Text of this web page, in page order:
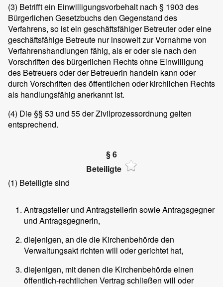
(3) Betrifft ein Einwilligungsvorbehalt nach § 1903 des
Bürgerlichen Gesetzbuchs den Gegenstand des
Verfahrens, so ist ein geschäftsfähiger Betreuter oder eine
geschäftsfähige Betreute nur insoweit zur Vornahme von
Verfahrenshandlungen fähig, als er oder sie nach den
Vorschriften des bürgerlichen Rechts ohne Einwilligung
des Betreuers oder der Betreuerin handeln kann oder
durch Vorschriften des öffentlichen oder kirchlichen Rechts
als handlungsfähig anerkannt ist.
(4) Die §§ 53 und 55 der Zivilprozessordnung gelten
entsprechend.
§ 6
Beteiligte
(1) Beteiligte sind
Antragsteller und Antragstellerin sowie Antragsgegner
und Antragsgegnerin,
diejenigen, an die die Kirchenbehörde den
Verwaltungsakt richten will oder gerichtet hat,
diejenigen, mit denen die Kirchenbehörde einen
öffentlich-rechtlichen Vertrag schließen will oder